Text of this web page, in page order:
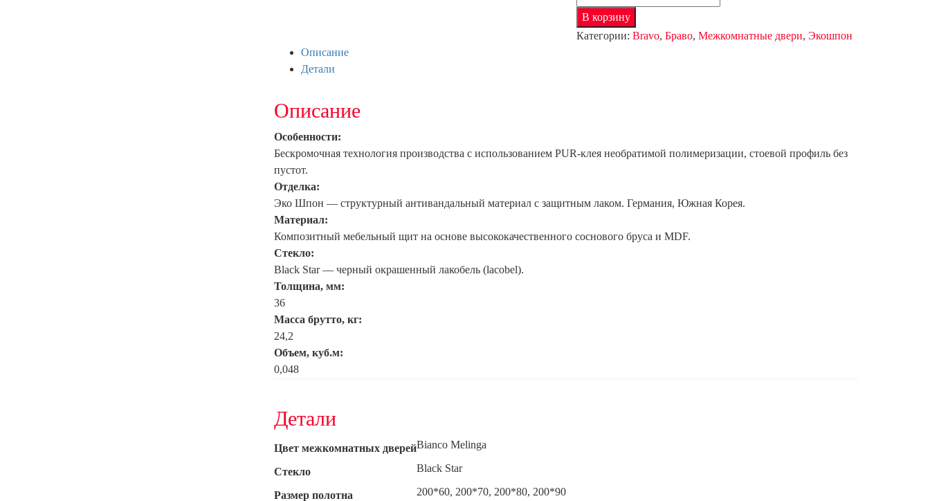
товара
Браво-29
Bianco
В корзину
Категории:Bravo,Браво,Межкомнатные двери,Экошпон
Описание
Детали
Описание
Особенности:
Бескромочная технология производства с использованием PUR-клея необратимой полимеризации, стоевой профиль без
пустот.
Отделка:
Эко Шпон — структурный антивандальный материал с защитным лаком. Германия, Южная Корея.
Материал:
Композитный мебельный щит на основе высококачественного соснового бруса и MDF.
Стекло:
Black Star — черный окрашенный лакобель (lacobel).
Толщина, мм:
36
Масса брутто, кг:
24,2
Объем, куб.м:
0,048
Детали
Цвет межкомнатных дверейBianco Melinga
Стекло Black Star
Размер полотна 200*60, 200*70, 200*80, 200*90